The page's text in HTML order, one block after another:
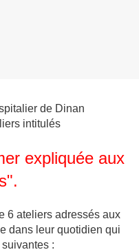
de Dinan
intitulés
expliquée aux
adressés aux
dans leur quotidien qui
: